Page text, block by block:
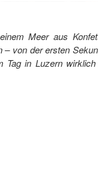
Meer aus
von der ersten
Tag in Luzern